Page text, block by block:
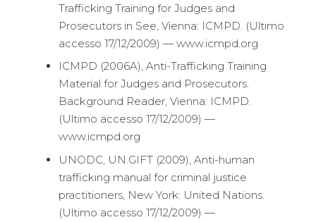
Trafficking Training for Judges and
Prosecutors in See, Vienna: ICMPD. (Ultimo
accesso 17/12/2009) — www.icmpd.org
ICMPD (2006A), Anti-Trafficking Training
Material for Judges and Prosecutors.
Background Reader, Vienna: ICMPD.
(Ultimo accesso 17/12/2009) —
www.icmpd.org
UNODC, UN.GIFT (2009), Anti-human
trafficking manual for criminal justice
practitioners, New York: United Nations.
(Ultimo accesso 17/12/2009) —